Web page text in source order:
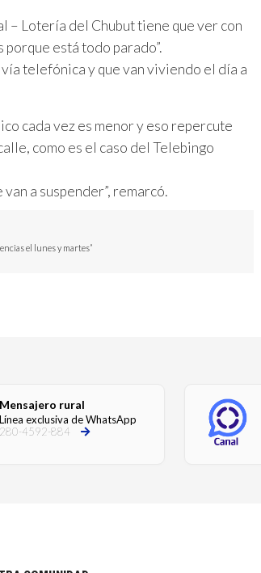
– Lotería del Chubut tiene que ver con
está todo parado”.
telefónica y que van viviendo el día a
cada vez es menor y eso repercute
como es el caso del Telebingo
a suspender”, remarcó.
el lunes y martes”
Mensajero rural
Línea exclusiva de WhatsApp
280-4592-884